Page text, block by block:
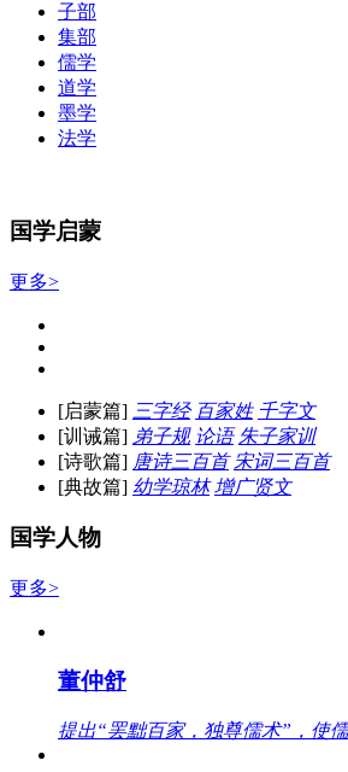
子部
集部
儒学
道学
墨学
法学
国学启蒙
更多>
[启蒙篇] 三字经 百家姓 千字文
[训诫篇] 弟子规 论语 朱子家训
[诗歌篇] 唐诗三百首 宋词三百首
[典故篇] 幼学琼林 增广贤文
国学人物
更多>
董仲舒
提出“罢黜百家，独尊儒术”，使